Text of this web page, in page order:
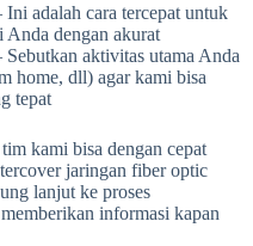
Ini adalah cara tercepat untuk
dengan akurat
Sebutkan aktivitas utama Anda
home, dll) agar kami bisa
tepat
kami bisa dengan cepat
jaringan fiber optic
lanjut ke proses
informasi kapan